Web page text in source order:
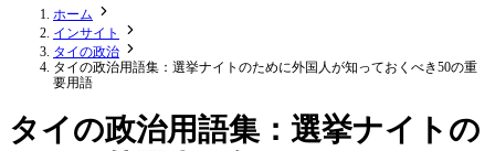
ホーム
インサイト
タイの政治
タイの政治用語集：選挙ナイトのために外国人が知っておくべき50の重
要用語
タイの政治用語集：選挙ナイトの